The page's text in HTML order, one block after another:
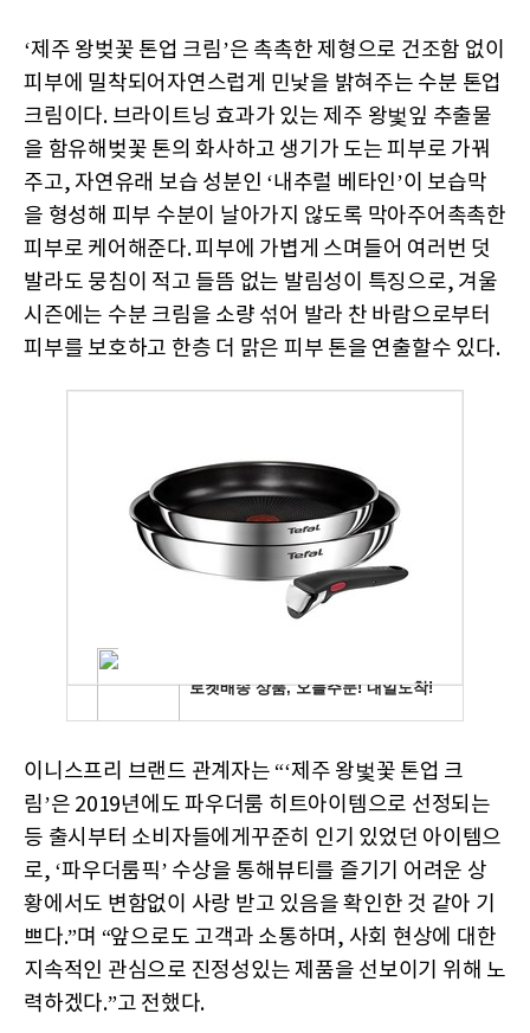
‘제주 왕벚꽃 톤업 크림’은 촉촉한 제형으로 건조함 없이
피부에 밀착되어자연스럽게 민낯을 밝혀주는 수분 톤업
크림이다. 브라이트닝 효과가 있는 제주 왕벛잎 추출물
을 함유해벚꽃 톤의 화사하고 생기가 도는 피부로 가꿔
주고, 자연유래 보습 성분인 ‘내추럴 베타인’이 보습막
을 형성해 피부 수분이 날아가지 않도록 막아주어촉촉한
피부로 케어해준다. 피부에 가볍게 스며들어 여러번 덧
발라도 뭉침이 적고 들뜸 없는 발림성이 특징으로, 겨울
시즌에는 수분 크림을 소량 섞어 발라 찬 바람으로부터
피부를 보호하고 한층 더 맑은 피부 톤을 연출할수 있다.
이니스프리 브랜드 관계자는 “‘제주 왕벛꽃 톤업 크
림’은 2019년에도 파우더룸 히트아이템으로 선정되는
등 출시부터 소비자들에게꾸준히 인기 있었던 아이템으
로, ‘파우더룸픽’ 수상을 통해뷰티를 즐기기 어려운 상
황에서도 변함없이 사랑 받고 있음을 확인한 것 같아 기
쁘다.”며 “앞으로도 고객과 소통하며, 사회 현상에 대한
지속적인 관심으로 진정성있는 제품을 선보이기 위해 노
력하겠다.”고 전했다.